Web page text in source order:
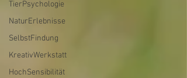
TierPsychologie
NaturErlebnisse
SelbstFindung
KreativWerkstatt
HochSensibilität